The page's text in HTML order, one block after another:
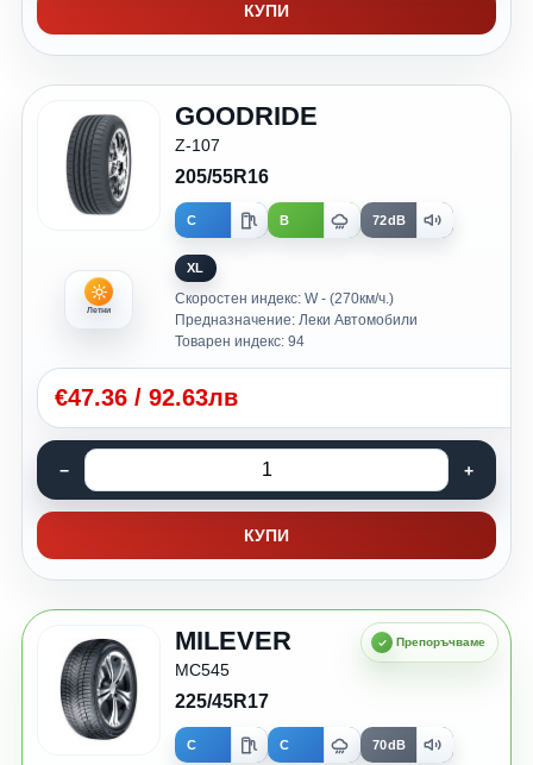
КУПИ
Летни
GOODRIDE
Z-107
205/55R16
C B 72dB
XL
Скоростен индекс: W - (270км/ч.)
Предназначение: Леки Автомобили
Товарен индекс: 94
€47.36 / 92.63лв
КУПИ
MILEVER
MC545
225/45R17
C C 70dB